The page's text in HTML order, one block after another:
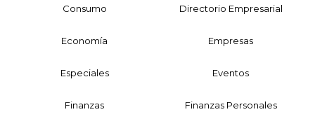
Consumo Directorio Empresarial
Economía Empresas
Especiales Eventos
Finanzas Finanzas Personales